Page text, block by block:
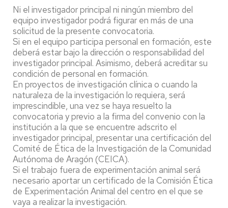
Ni el investigador principal ni ningún miembro del
equipo investigador podrá figurar en más de una
solicitud de la presente convocatoria.
Si en el equipo participa personal en formación, este
deberá estar bajo la dirección o responsabilidad del
investigador principal. Asimismo, deberá acreditar su
condición de personal en formación.
En proyectos de investigación clínica o cuando la
naturaleza de la investigación lo requiera, será
imprescindible, una vez se haya resuelto la
convocatoria y previo a la firma del convenio con la
institución a la que se encuentre adscrito el
investigador principal, presentar una certificación del
Comité de Ética de la Investigación de la Comunidad
Autónoma de Aragón (CEICA).
Si el trabajo fuera de experimentación animal será
necesario aportar un certificado de la Comisión Ética
de Experimentación Animal del centro en el que se
vaya a realizar la investigación.